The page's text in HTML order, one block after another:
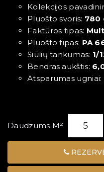
Kolekcijos
Pluošto svoris: 780
Faktūros tipas:
Pluošto tipas: PA
Siūlių tankumas: 1/
Bendras aukštis:
Atsparumas ugniai:
Daudzums M²